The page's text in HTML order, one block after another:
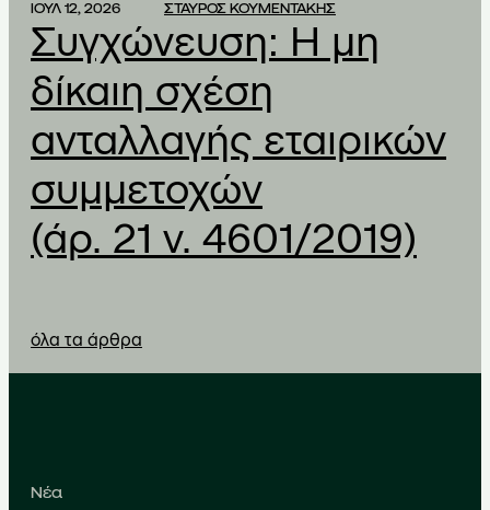
ΙΟΥΛ 12, 2026 ΣΤΑΥΡΟΣ ΚΟΥΜΕΝΤΑΚΗΣ
Συγχώνευση: Η μη
δίκαιη σχέση
ανταλλαγής εταιρικών
συμμετοχών
(άρ. 21 ν. 4601/2019)
όλα τα άρθρα
Νέα